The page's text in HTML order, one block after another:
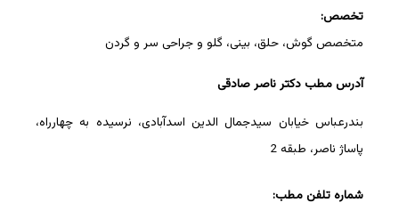
تخصص:
متخصص گوش، حلق، بینی، گلو و جراحی سر و گردن
آدرس مطب دکتر ناصر صادقی
بندرعباس خیابان سیدجمال الدین اسدآبادی، نرسیده به چهارراه،
پاساژ ناصر، طبقه 2
شماره تلفن مطب: